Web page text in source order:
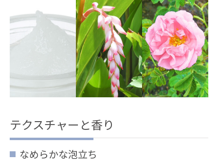
テクスチャーと香り
なめらかな泡立ち